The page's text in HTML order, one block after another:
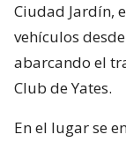
Ciudad Jardín,
vehículos
abarcando el
Club de Yates.
En el lugar se